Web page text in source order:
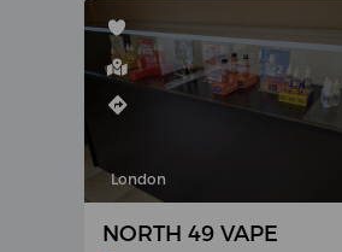
London
NORTH 49 VAPE